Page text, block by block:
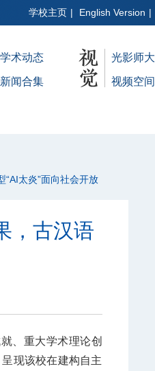
学校主页 | English Version |
学术动态
新闻合集
光影师大
视频空间
太炎”面向社会开放
，古汉语
、重大学术理论创
现该校在建构自主